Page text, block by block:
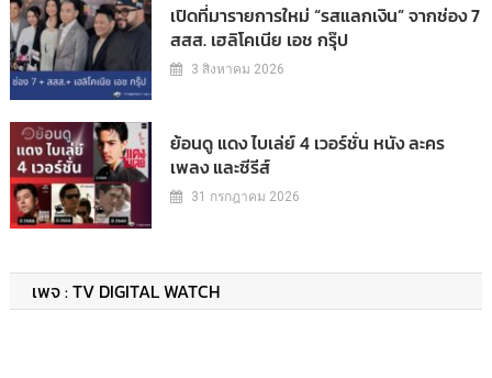
เปิดที่มารายการใหม่ “รสแลกเงิน” จากช่อง 7
สสส. เฮลิโคเนีย เอช กรุ๊ป
3 สิงหาคม 2026
ย้อนดู แดง ไบเล่ย์ 4 เวอร์ชั่น หนัง ละคร
เพลง และซีรีส์
31 กรกฎาคม 2026
เพจ : TV DIGITAL WATCH